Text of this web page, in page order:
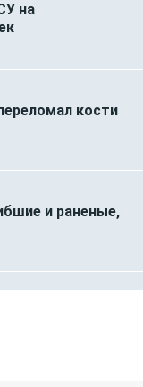
на
кости
и раненые,